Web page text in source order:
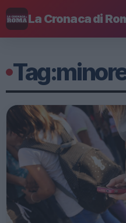
La Cronaca di
Tag: